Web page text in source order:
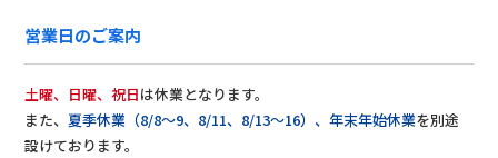
営業日のご案内
土曜、日曜、祝日は休業となります。
また、夏季休業（8/8〜9、8/11、8/13〜16）、年末年始休業を別途
設けております。